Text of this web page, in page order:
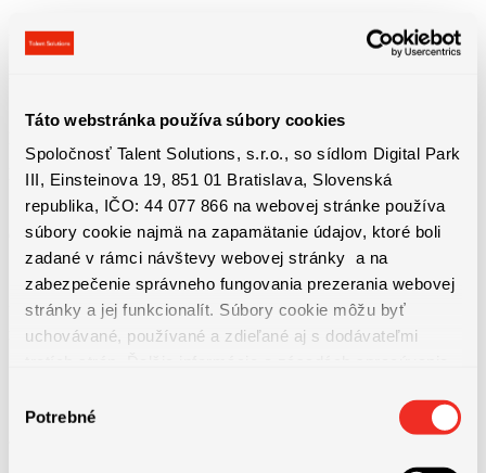
Táto webstránka používa súbory cookies
Spoločnosť Talent Solutions, s.r.o., so sídlom Digital Park
III, Einsteinova 19, 851 01 Bratislava, Slovenská
republika, IČO: 44 077 866 na webovej stránke používa
súbory cookie najmä na zapamätanie údajov, ktoré boli
zadané v rámci návštevy webovej stránky a na
zabezpečenie správneho fungovania prezerania webovej
stránky a jej funkcionalít. Súbory cookie môžu byť
uchovávané, používané a zdieľané aj s dodávateľmi
osobných údajov
súhlasu
Potrebné
Ubytovanie zabezpečené zamestnávateľom, náklady 490 EUR
potreby
Odvody z platu 500 EUR/mesiac
Zamestnanec platí poistenie vo výške 157,36 EUR, ktoré je
refundované pri vrátení daní